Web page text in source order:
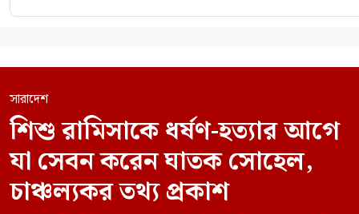
সারাদেশ
শিশু রামিসাকে ধর্ষণ-হত্যার আগে
যা সেবন করেন ঘাতক সোহেল,
চাঞ্চল্যকর তথ্য প্রকাশ